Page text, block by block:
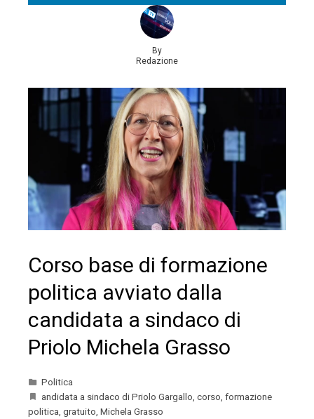
By
Redazione
Corso base di formazione
politica avviato dalla
candidata a sindaco di
Priolo Michela Grasso
Politica
andidata a sindaco di Priolo Gargallo corso formazione
politica gratuito Michela Grasso